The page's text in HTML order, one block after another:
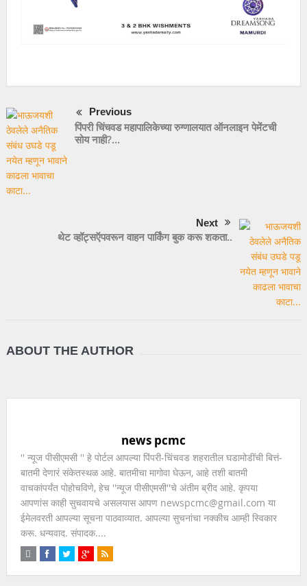
Previous
पिंपरी चिंचवड महापालिकेच्या रुग्णालयात ऑनलाइन पेमेंटची
सोय नाही?…
Next
थेट व्हॉट्सऍपवरून वाहन पार्किंग बुक करू शकता..
ABOUT THE AUTHOR
news pcmc
'' न्यूज पीसीएमसी '' हे पोर्टल आपल्या पिंपरी-चिंचवड शहरातील घडामोडींची बित्तं-
बातमी देणारं संकेतस्थळ आहे. बातमीचा मागोवा घेऊन, आहे तशी बातमी
वाचकांपर्यंत पोहोचविणे, हेच ''न्यूज पीसीएमसी''चे अंतीम ब्रीद आहे. कृपया
आपणांस काही सुचवायचे असलयास आपण newspcmc@gmail.com या
ईमेलवरती आपल्या सूचना पाठवाव्यात. आपल्या सुचनांचा नक्कीच आम्ही स्विकार
करू. धन्यवाद. संपादक....